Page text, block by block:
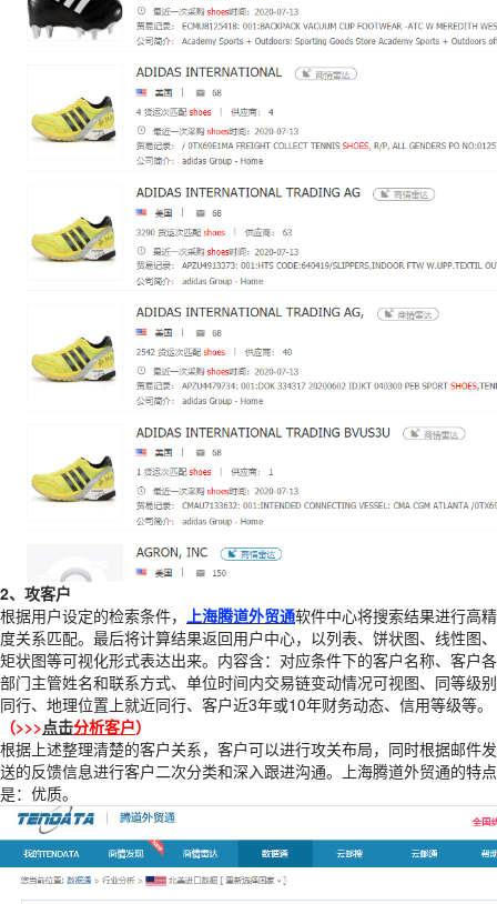
2、攻客户
根据用户设定的检索条件， 上海腾道外贸通软件中心将搜索结果进行高精
度关系匹配。最后将计算结果返回用户中心，以列表、饼状图、线性图、
矩状图等可视化形式表达出来。内容含：对应条件下的客户名称、客户各
部门主管姓名和联系方式、单位时间内交易链变动情况可视图、同等级别
同行、地理位置上就近同行、客户近3年或10年财务动态、信用等级等。
（>>>点击分析客户）
根据上述整理清楚的客户关系，客户可以进行攻关布局，同时根据邮件发
送的反馈信息进行客户二次分类和深入跟进沟通。上海腾道外贸通的特点
是：优质。